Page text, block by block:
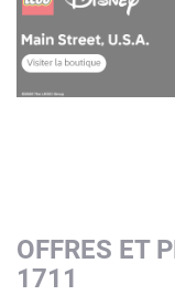
OFFRES ET
1711